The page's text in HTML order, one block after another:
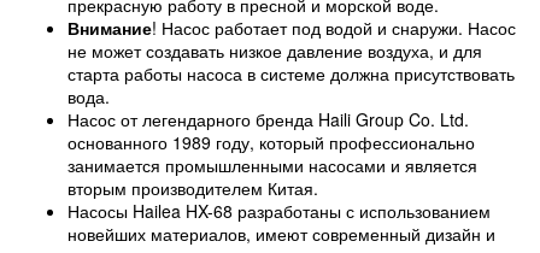
прекрасную работу в пресной и морской воде.
Внимание! Насос работает под водой и снаружи. Насос
не может создавать низкое давление воздуха, и для
старта работы насоса в системе должна присутствовать
вода.
Насос от легендарного бренда Haili Group Co. Ltd.
основанного 1989 году, который профессионально
занимается промышленными насосами и является
вторым производителем Китая.
Насосы Hailea HX-68 разработаны с использованием
новейших материалов, имеют современный дизайн и